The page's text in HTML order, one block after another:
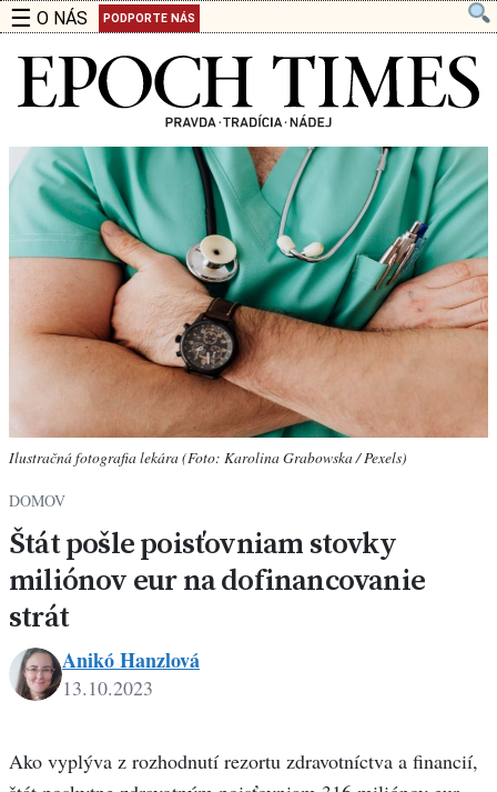
☰ O NÁS PODPORTE NÁS
Ilustračná fotografia lekára (Foto: Karolina Grabowska / Pexels)
DOMOV
Štát pošle poisťovniam stovky
miliónov eur na dofinancovanie
strát
Hanzlová
Anikó Hanzlová
13.10.2023
Ako vyplýva z rozhodnutí rezortu zdravotníctva a financií,